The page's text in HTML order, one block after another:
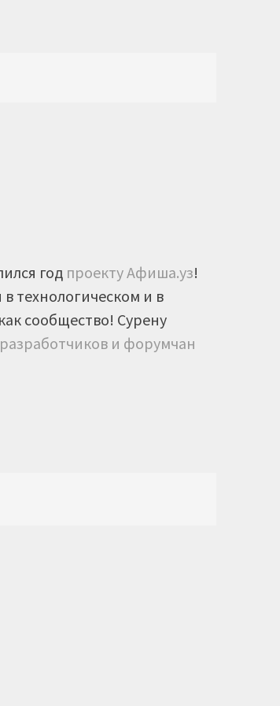
год проекту Афиша.уз!
технологическом и в
сообщество! Сурену
и форумчан